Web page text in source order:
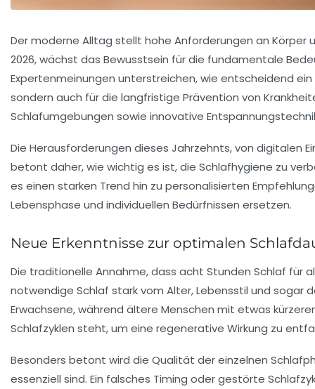
Der moderne Alltag stellt hohe Anforderungen an Körper
2026, wächst das Bewusstsein für die fundamentale
Expertenmeinungen unterstreichen, wie entscheidend
sondern auch für die langfristige Prävention von
Schlafumgebungen sowie innovative
Die Herausforderungen dieses Jahrzehnts, von digitalen
betont daher, wie wichtig es ist, die Schlafhygiene zu
es einen starken Trend hin zu personalisierten
Lebensphase und individuellen Bedürfnissen ersetzen.
Neue Erkenntnisse zur optimalen
Die traditionelle Annahme, dass acht Stunden Schlaf für
notwendige Schlaf stark vom Alter, Lebensstil und sogar
Erwachsene, während ältere Menschen mit etwas
Schlafzyklen steht, um eine regenerative Wirkung zu
Besonders betont wird die Qualität der einzelnen
essenziell sind. Ein falsches Timing oder gestörte